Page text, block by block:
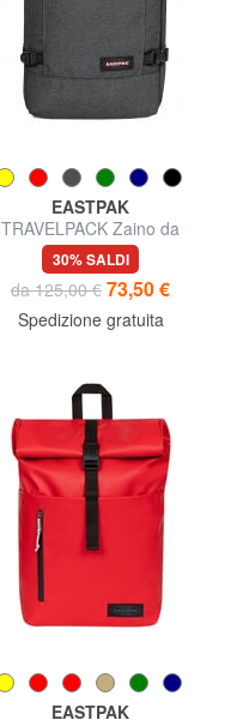
EASTPAK
TRAVELPACK Zaino da
viaggio, porta pc 17"
30% SALDI
da 125,00 € 73,50 €
Spedizione gratuita
EASTPAK